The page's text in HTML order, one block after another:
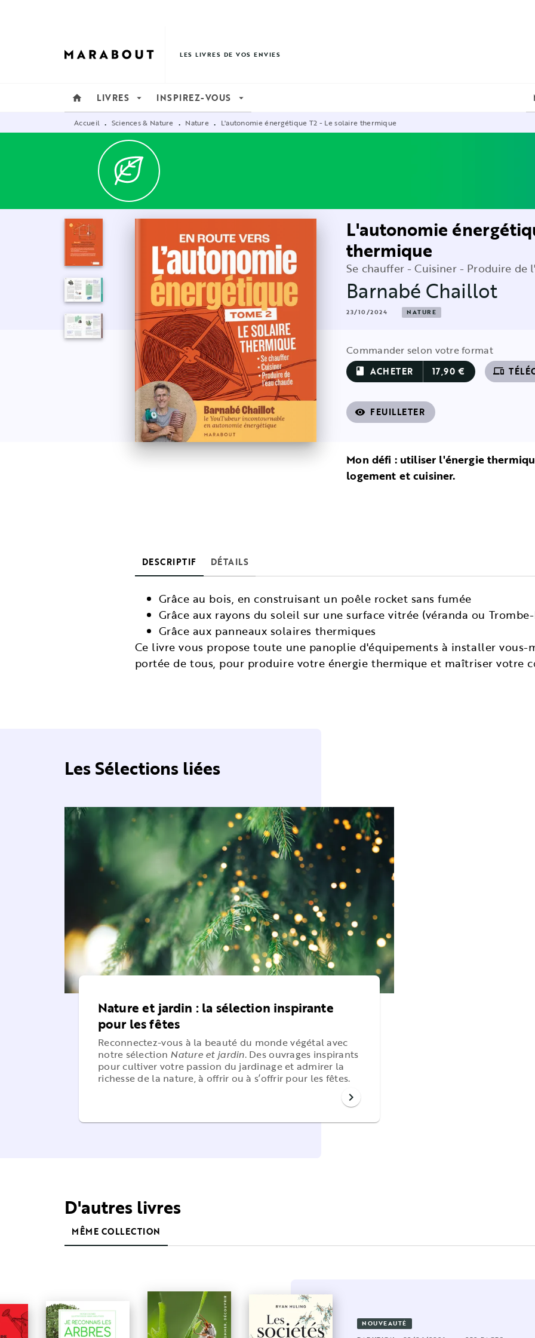
LES LIVRES DE VOS ENVIES
home LIVRES arrow_drop_down INSPIREZ-VOUS arrow_drop_down
Accueil • Sciences & Nature • Nature • L'autonomie énergétique T2 - Le solaire thermique
L'autonomie
thermique
Se chauffer - Cuisiner - Produire de
Barnabé Chaillot
23/10/2024 NATURE
Commander selon votre format
book ACHETER 17,90 € devices
visibility FEUILLETER
Mon défi : utiliser l'énergie
logement et cuisiner.
DESCRIPTIF DÉTAILS
Grâce au bois, en construisant un poêle rocket sans fumée
Grâce aux rayons du soleil sur une surface vitrée (véranda ou
Grâce aux panneaux solaires thermiques
Ce livre vous propose toute une panoplie d'équipements à installer vous-
portée de tous, pour produire votre énergie thermique et maîtriser votre
Les Sélections liées
Nature et jardin : la sélection inspirante
pour les fêtes
Reconnectez-vous à la beauté du monde végétal avec
notre sélection Nature et jardin. Des ouvrages inspirants
pour cultiver votre passion du jardinage et admirer la
richesse de la nature, à offrir ou à s’offrir pour les fêtes.
chevron_right
D'autres livres
MÊME COLLECTION
NOUVEAUTÉ